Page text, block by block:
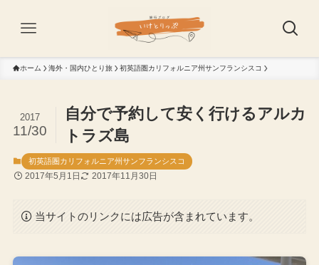
ホーム 海外・国内ひとり旅 初英語圏カリフォルニア州サンフランシスコ
自分で予約して安く行けるアルカ
トラズ島
2017
11/30
初英語圏カリフォルニア州サンフランシスコ
2017年5月1日 2017年11月30日
当サイトのリンクには広告が含まれています。